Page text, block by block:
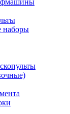
наборы